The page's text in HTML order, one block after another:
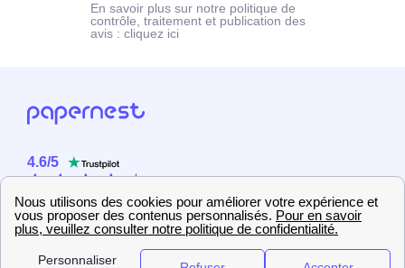
En savoir plus sur notre politique de
contrôle, traitement et publication des
avis : cliquez ici
4.6/5
2358 utilisateurs